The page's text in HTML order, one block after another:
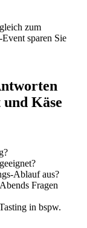
zum
sparen Sie
Käse
Ablauf aus?
Fragen
in bspw.